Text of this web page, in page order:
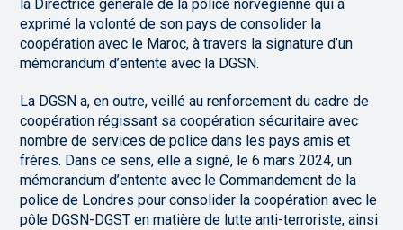
la Directrice générale de la police norvégienne qui a
exprimé la volonté de son pays de consolider la
coopération avec le Maroc, à travers la signature d’un
mémorandum d’entente avec la DGSN.
La DGSN a, en outre, veillé au renforcement du cadre de
coopération régissant sa coopération sécuritaire avec
nombre de services de police dans les pays amis et
frères. Dans ce sens, elle a signé, le 6 mars 2024, un
mémorandum d’entente avec le Commandement de la
police de Londres pour consolider la coopération avec le
pôle DGSN-DGST en matière de lutte anti-terroriste, ainsi